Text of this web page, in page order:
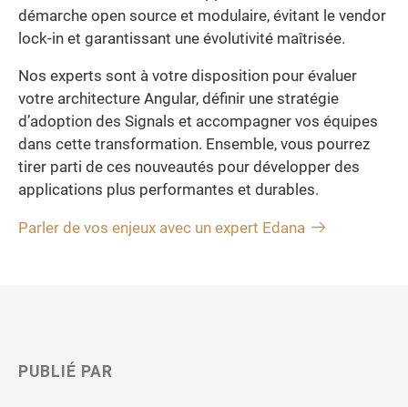
démarche open source et modulaire, évitant le vendor
lock-in et garantissant une évolutivité maîtrisée.
Nos experts sont à votre disposition pour évaluer
votre architecture Angular, définir une stratégie
d’adoption des Signals et accompagner vos équipes
dans cette transformation. Ensemble, vous pourrez
tirer parti de ces nouveautés pour développer des
applications plus performantes et durables.
Parler de vos enjeux avec un expert Edana
PUBLIÉ PAR